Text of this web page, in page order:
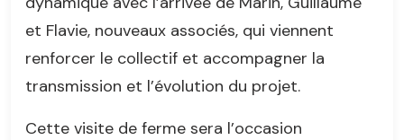
et Flavie, nouveaux associés, qui viennent
renforcer le collectif et accompagner la
transmission et l’évolution du projet.
Cette visite de ferme sera l’occasion